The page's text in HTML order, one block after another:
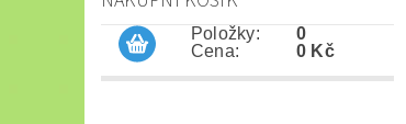
JÍZDNÍ KOLA *
Položky:
Cena:
0
0 Kč